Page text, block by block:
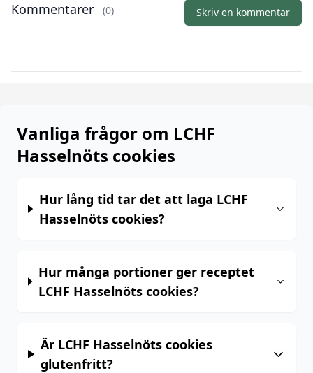
Kommentarer (0) Skriv en kommentar
Vanliga frågor om LCHF
Hasselnöts cookies
Hur lång tid tar det att laga LCHF
Hasselnöts cookies?
Hur många portioner ger receptet
LCHF Hasselnöts cookies?
Är LCHF Hasselnöts cookies
glutenfritt?